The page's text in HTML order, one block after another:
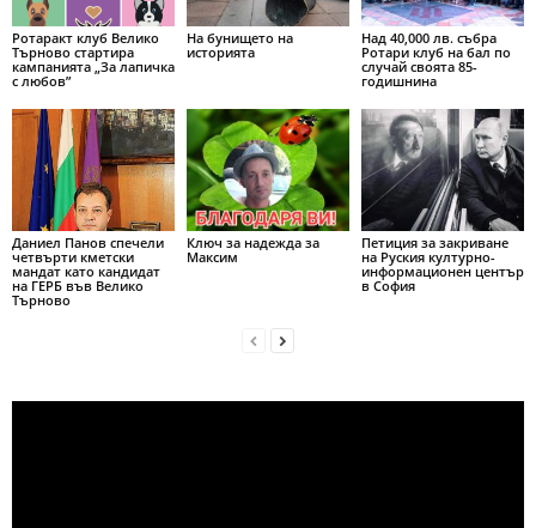
Ротаракт клуб Велико
Търново стартира
кампанията „За лапичка
с любов”
На бунището на
историята
Над 40,000 лв. събра
Ротари клуб на бал по
случай своята 85-
годишнина
Даниел Панов спечели
четвърти кметски
мандат като кандидат
на ГЕРБ във Велико
Търново
Ключ за надежда за
Максим
Петиция за закриване
на Руския културно-
информационен център
в София